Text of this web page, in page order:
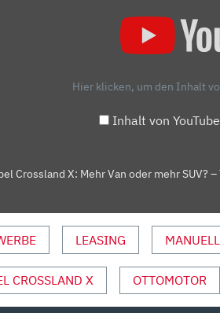
Hier klicken, um den Inhalt
Inhalt von
Crossland X: Mehr Van oder mehr
LEASING
CROSSLAND X OTTOMOTOR